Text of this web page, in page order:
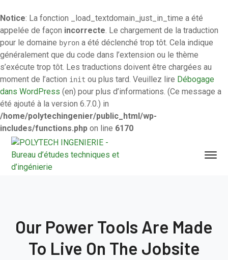
Notice: La fonction _load_textdomain_just_in_time a été
appelée de façon incorrecte. Le chargement de la traduction
pour le domaine byron a été déclenché trop tôt. Cela indique
généralement que du code dans l’extension ou le thème
s’exécute trop tôt. Les traductions doivent être chargées au
moment de l’action init ou plus tard. Veuillez lire Débogage
dans WordPress (en) pour plus d’informations. (Ce message a
été ajouté à la version 6.7.0.) in
/home/polytechingenier/public_html/wp-
includes/functions.php on line 6170
Our Power Tools Are Made
To Live On The Jobsite